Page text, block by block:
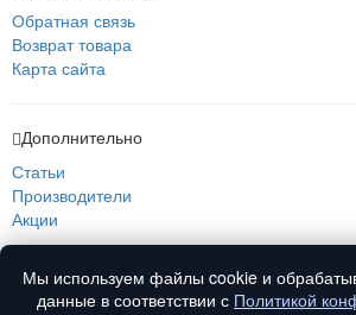
Обратная связь
Возврат товара
Карта сайта
Дополнительно
Статьи
Производители
Акции
О нас
Мы используем файлы cookie и
данные в соответствии с Политикой